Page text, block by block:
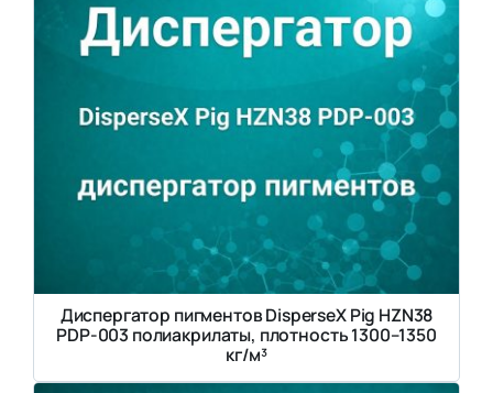
Диспергатор пигментов DisperseX Pig HZN38
PDP-003 полиакрилаты, плотность 1300–1350
кг/м³